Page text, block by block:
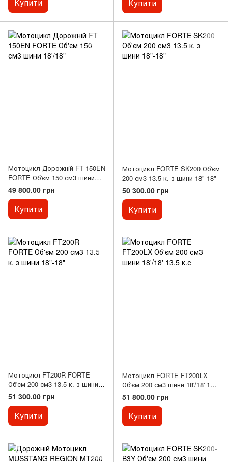
Купити
Мотоцикл Дорожній FT 150EN
FORTE Об'єм 150 см3 шини
18'/18"
49 800.00 грн
Купити
Мотоцикл FORTE SK200 Об'єм
200 см3 13.5 к. з шини 18"-18"
50 300.00 грн
Купити
Мотоцикл FT200R FORTE
Об'єм 200 см3 13.5 к. з шини
18"-18"
51 300.00 грн
Купити
Мотоцикл FORTE FT200LX
Об'єм 200 см3 шини 18'/18' 13.5
к.с
51 800.00 грн
Купити